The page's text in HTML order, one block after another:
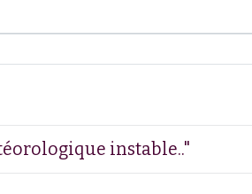
instable.."